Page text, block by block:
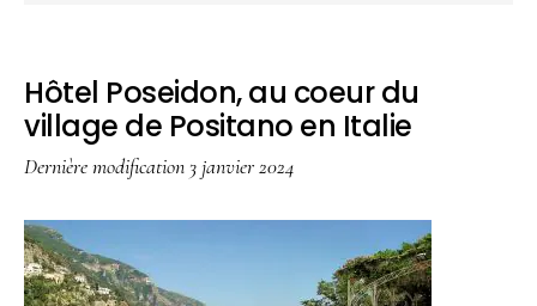
Hôtel Poseidon, au coeur du
village de Positano en Italie
Dernière modification 3 janvier 2024